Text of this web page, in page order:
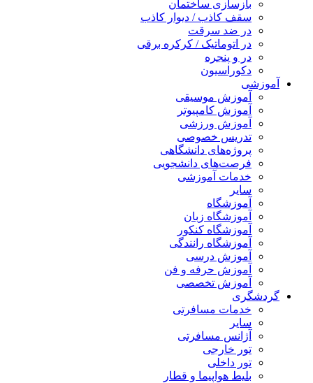
بازسازی ساختمان
سقف کاذب / دیوار کاذب
در ضد سرقت
در اتوماتیک / کرکره برقی
در و پنجره
دکوراسیون
آموزشی
آموزش موسیقی
آموزش کامپیوتر
آموزش ورزشی
تدریس خصوصی
پروژه‌های دانشگاهی
فرصت‌های دانشجویی
خدمات آموزشی
سایر
آموزشگاه
آموزشگاه زبان
آموزشگاه کنکور
آموزشگاه رانندگی
آموزش درسی
آموزش حرفه و فن
آموزش تخصصی
گردشگری
خدمات مسافرتی
سایر
آژانس مسافرتی
تور خارجی
تور داخلی
بلیط هواپیما و قطار